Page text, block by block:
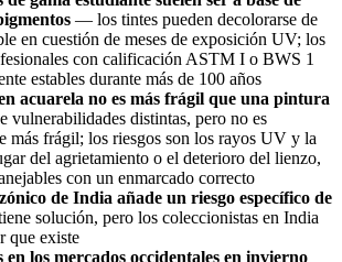
— los tintes pueden decolorarse de
en cuestión de meses de exposición UV; los
con calificación ASTM I o BWS 1
estables durante más de 100 años
acuarela no es más frágil que una pintura
vulnerabilidades distintas, pero no es
más frágil; los riesgos son los rayos UV y la
del agrietamiento o el deterioro del lienzo,
con un enmarcado correcto
de India añade un riesgo específico de
solución, pero los coleccionistas en India
que existe
los mercados occidentales en invierno